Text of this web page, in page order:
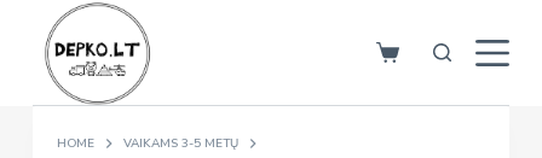
HOME
VAIKAMS 3-5 METŲ